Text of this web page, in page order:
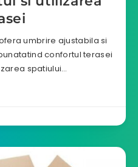
umbrire ajustabila si
confortul terasei
spatiului…